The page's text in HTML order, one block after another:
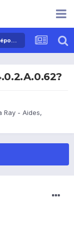
Sony Ericsson Xperia Ray - Aides, Questions & Réponses
Ray - Aides,